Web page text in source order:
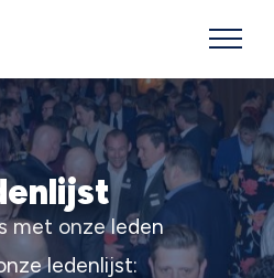
met onze leden
ledenlijst: